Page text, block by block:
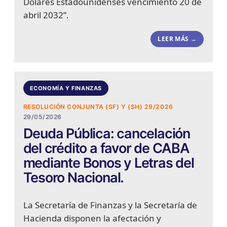
abril 2032”.
LEER MÁS →
ECONOMÍA Y FINANZAS
RESOLUCIÓN CONJUNTA (SF) Y (SH) 29/2026
29/05/2026
Deuda Pública: cancelación
del crédito a favor de CABA
mediante Bonos y Letras del
Tesoro Nacional.
La Secretaría de Finanzas y la Secretaría de
Hacienda disponen la afectación y